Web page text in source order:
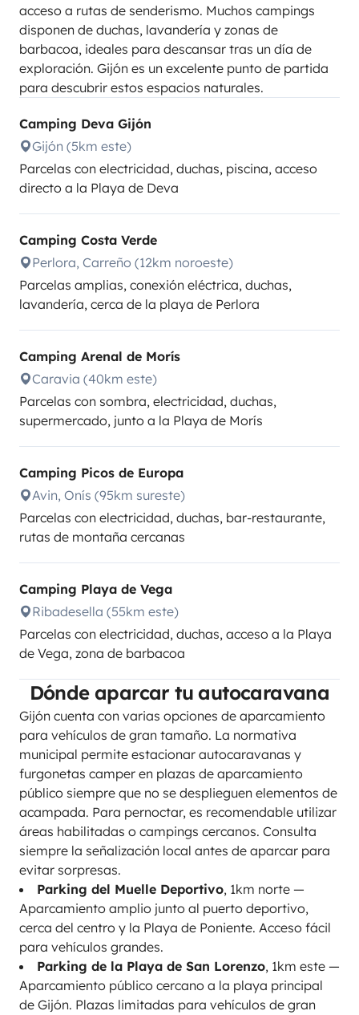
acceso a rutas de senderismo. Muchos campings
disponen de duchas, lavandería y zonas de
barbacoa, ideales para descansar tras un día de
exploración. Gijón es un excelente punto de partida
para descubrir estos espacios naturales.
Camping Deva Gijón
Gijón (5km este)
Parcelas con electricidad, duchas, piscina, acceso
directo a la Playa de Deva
Camping Costa Verde
Perlora, Carreño (12km noroeste)
Parcelas amplias, conexión eléctrica, duchas,
lavandería, cerca de la playa de Perlora
Camping Arenal de Morís
Caravia (40km este)
Parcelas con sombra, electricidad, duchas,
supermercado, junto a la Playa de Morís
Camping Picos de Europa
Avin, Onís (95km sureste)
Parcelas con electricidad, duchas, bar-restaurante,
rutas de montaña cercanas
Camping Playa de Vega
Ribadesella (55km este)
Parcelas con electricidad, duchas, acceso a la Playa
de Vega, zona de barbacoa
Dónde aparcar tu autocaravana
Gijón cuenta con varias opciones de aparcamiento
para vehículos de gran tamaño. La normativa
municipal permite estacionar autocaravanas y
furgonetas camper en plazas de aparcamiento
público siempre que no se desplieguen elementos de
acampada. Para pernoctar, es recomendable utilizar
áreas habilitadas o campings cercanos. Consulta
siempre la señalización local antes de aparcar para
evitar sorpresas.
Parking del Muelle Deportivo, 1km norte —
Aparcamiento amplio junto al puerto deportivo,
cerca del centro y la Playa de Poniente. Acceso fácil
para vehículos grandes.
Parking de la Playa de San Lorenzo, 1km este —
Aparcamiento público cercano a la playa principal
de Gijón. Plazas limitadas para vehículos de gran